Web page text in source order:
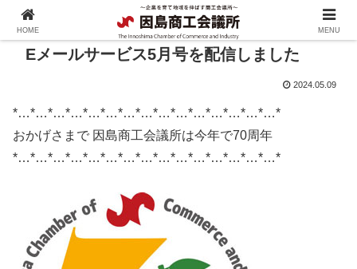
Eメールサービス5月号を配信しました
2024.05.09
*…*…*…*…*…*…*…*…*…*…*…*…*…*…*…*
おかげさまで 因島商工会議所は今年で70周年
*…*…*…*…*…*…*…*…*…*…*…*…*…*…*…*
HOME MENU